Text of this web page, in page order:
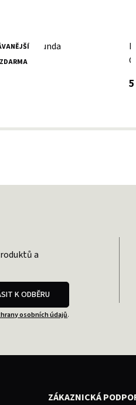
kožená bunda
a
K ODBĚRU
osobních údajů.
ZÁKAZNICKÁ